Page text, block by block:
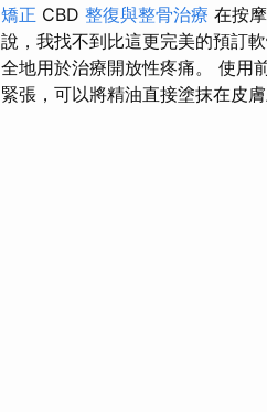
矯正 CBD 整復與整骨治療 在按
說，我找不到比這更完美的預訂
全地用於治療開放性疼痛。 使用
緊張，可以將精油直接塗抹在皮膚